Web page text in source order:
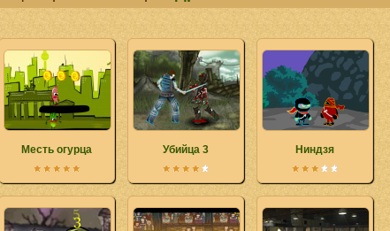
Месть огурца Убийца 3 Ниндзя